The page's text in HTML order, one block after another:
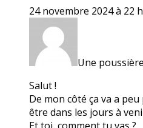
24 novembre 2024 à 22
Une
Salut !
De mon côté ça va a
être dans les jours à